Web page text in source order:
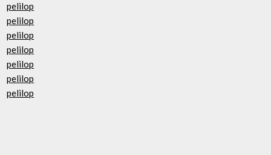
pelilop
pelilop
pelilop
pelilop
pelilop
pelilop
pelilop